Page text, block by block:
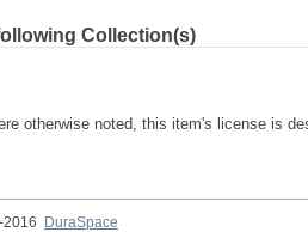
Collection(s)
otherwise noted, this item's license is
DuraSpace